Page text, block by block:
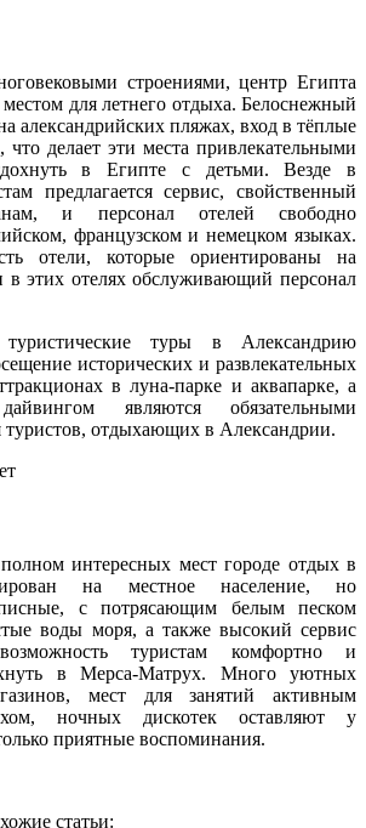
строениями, центр Египта
для летнего отдыха. Белоснежный
александрийских пляжах, вход в тёплые
делает эти места привлекательными
в Египте с детьми. Везде в
предлагается сервис, свойственный
и персонал отелей свободно
французском и немецком языках.
отели, которые ориентированы на
в этих отелях обслуживающий персонал
туры в Александрию
исторических и развлекательных
в луна-парке и аквапарке, а
являются обязательными
отдыхающих в Александрии.
интересных мест городе отдых в
на местное население, но
с потрясающим белым песком
воды моря, а также высокий сервис
туристам комфортно и
в Мерса-Матрух. Много уютных
мест для занятий активным
ночных дискотек оставляют у
приятные воспоминания.
статьи: